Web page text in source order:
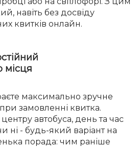
навіть без досвіду
квитків онлайн.
місця
максимально зручне
замовленні квитка.
автобуса, день та час
ні - будь-який варіант на
порада: чим раніше